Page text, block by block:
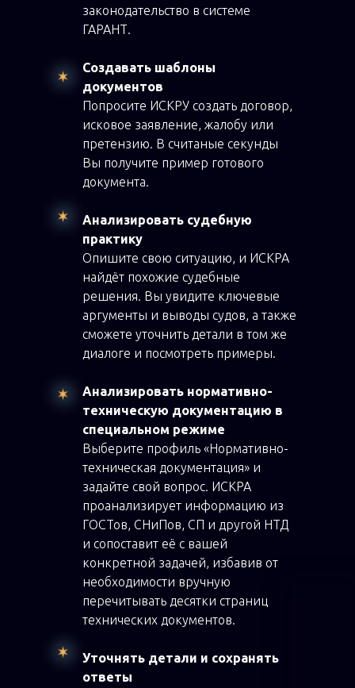
законодательство в системе
ГАРАНТ.
Создавать шаблоны
документов
Попросите ИСКРУ создать договор,
исковое заявление, жалобу или
претензию. В считаные секунды
Вы получите пример готового
документа.
Анализировать судебную
практику
Опишите свою ситуацию, и ИСКРА
найдёт похожие судебные
решения. Вы увидите ключевые
аргументы и выводы судов, а также
сможете уточнить детали в том же
диалоге и посмотреть примеры.
Анализировать нормативно-
техническую документацию в
специальном режиме
Выберите профиль «Нормативно-
техническая документация» и
задайте свой вопрос. ИСКРА
проанализирует информацию из
ГОСТов, СНиПов, СП и другой НТД
и сопоставит её с вашей
конкретной задачей, избавив от
необходимости вручную
перечитывать десятки страниц
технических документов.
Уточнять детали и сохранять
ответы